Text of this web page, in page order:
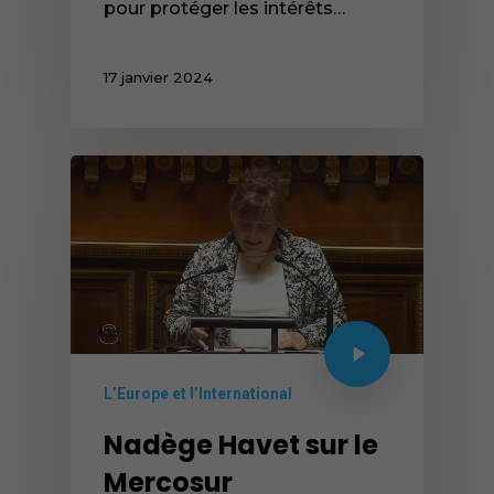
pour protéger les intérêts…
17 janvier 2024
L’Europe et l’International
Nadège Havet sur le
Mercosur
Vimeo.